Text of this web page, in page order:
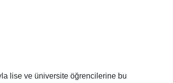
lise ve üniversite öğrencilerine bu